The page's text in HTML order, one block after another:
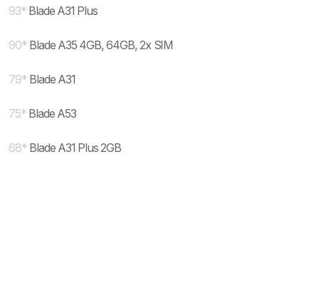
93* Blade A31 Plus
90* Blade A35 4GB, 64GB, 2x SIM
79* Blade A31
75* Blade A53
68* Blade A31 Plus 2GB